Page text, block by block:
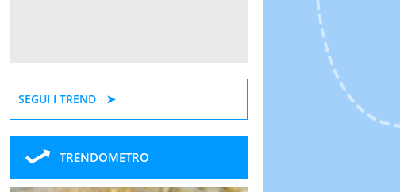
SEGUI I TREND
TRENDOMETRO